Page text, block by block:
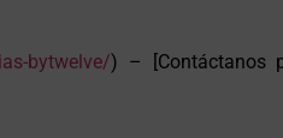
bytwelve/) – [Contáctanos